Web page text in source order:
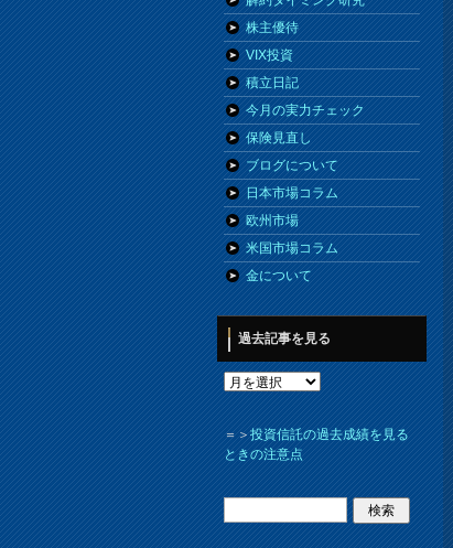
株主優待
VIX投資
積立日記
今月の実力チェック
保険見直し
ブログについて
日本市場コラム
欧州市場
米国市場コラム
金について
過去記事を見る
＝＞投資信託の過去成績を見る
ときの注意点